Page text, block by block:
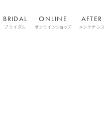
BRIDAL
ブライダル
ONLINE
オンラインショップ
AFTER
メンテナンス